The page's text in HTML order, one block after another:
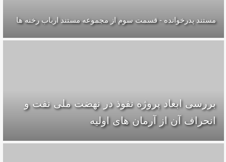
مستند پدرخوانده - قسمت سوم از مجموعه مستند ارباب رخنه ها
بررسی ابعاد پروژه نفوذ در نهضت ملی نفت و
انحراف آن از آرمان های اولیه